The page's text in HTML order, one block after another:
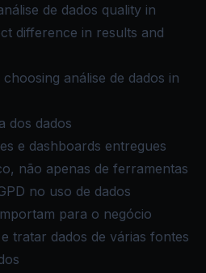
de dados quality in
difference in results and
análise de dados in
dos dados
e dashboards entregues
não apenas de ferramentas
no uso de dados
para o negócio
tratar dados de várias fontes